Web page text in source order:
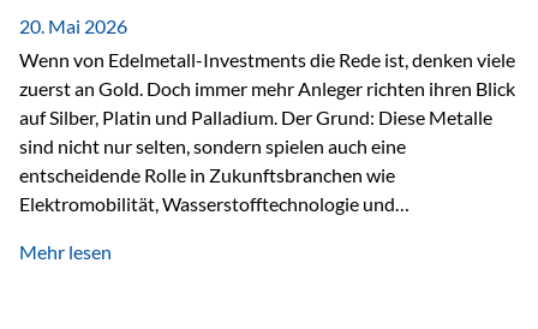
Vertrauensverlust ausfällt, zeigt ein nüchterner
20. Mai 2026
Wenn von Edelmetall-Investments die Rede ist, denken viele
zuerst an Gold. Doch immer mehr Anleger richten ihren Blick
auf Silber, Platin und Palladium. Der Grund: Diese Metalle
sind nicht nur selten, sondern spielen auch eine
entscheidende Rolle in Zukunftsbranchen wie
Elektromobilität, Wasserstofftechnologie und
Faktoren für Investoren – begrenztes Angebot und
Mehr lesen